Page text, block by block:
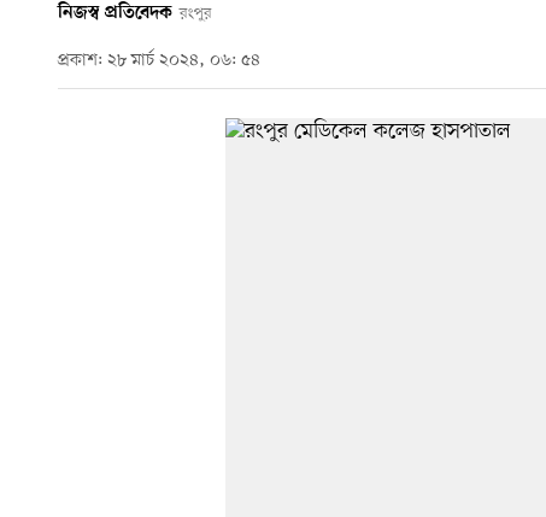
নিজস্ব প্রতিবেদক রংপুর
প্রকাশ: ২৮ মার্চ ২০২৪, ০৬: ৫৪